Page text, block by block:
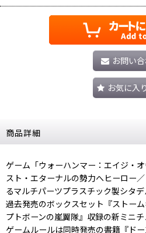
お問い
お気に入
商品詳細
ゲーム「ウォーハンマー：エイジ・
スト・エターナルの勢力へヒーロー
るマルチパーツプラスチック製シタデ
過去発売のボックスセット『ストー
プトボーンの嵐翼隊』収録の新ミニチ
ゲームルールは同時発売の書籍『ド